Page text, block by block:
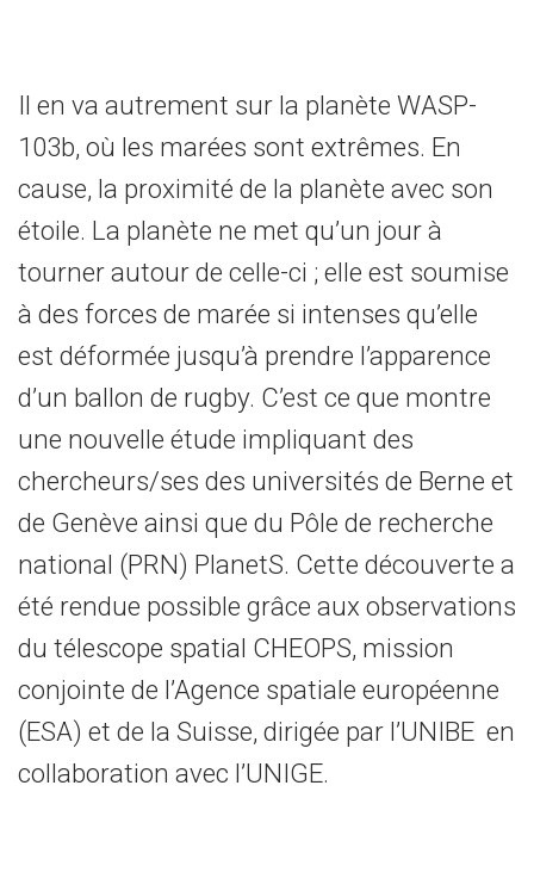
Il en va autrement sur la planète WASP-
103b, où les marées sont extrêmes. En
cause, la proximité de la planète avec son
étoile. La planète ne met qu’un jour à
tourner autour de celle-ci ; elle est soumise
à des forces de marée si intenses qu’elle
est déformée jusqu’à prendre l’apparence
d’un ballon de rugby. C’est ce que montre
une nouvelle étude impliquant des
chercheurs/ses des universités de Berne et
de Genève ainsi que du Pôle de recherche
national (PRN) PlanetS. Cette découverte a
été rendue possible grâce aux observations
du télescope spatial CHEOPS, mission
conjointe de l’Agence spatiale européenne
(ESA) et de la Suisse, dirigée par l’UNIBE en
collaboration avec l’UNIGE.